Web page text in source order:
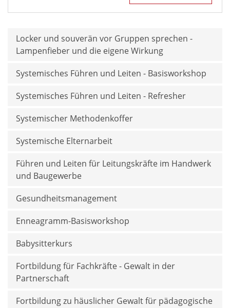
Locker und souverän vor Gruppen sprechen -
Lampenfieber und die eigene Wirkung
Systemisches Führen und Leiten - Basisworkshop
Systemisches Führen und Leiten - Refresher
Systemischer Methodenkoffer
Systemische Elternarbeit
Führen und Leiten für Leitungskräfte im Handwerk
und Baugewerbe
Gesundheitsmanagement
Enneagramm-Basisworkshop
Babysitterkurs
Fortbildung für Fachkräfte - Gewalt in der
Partnerschaft
Fortbildung zu häuslicher Gewalt für pädagogische